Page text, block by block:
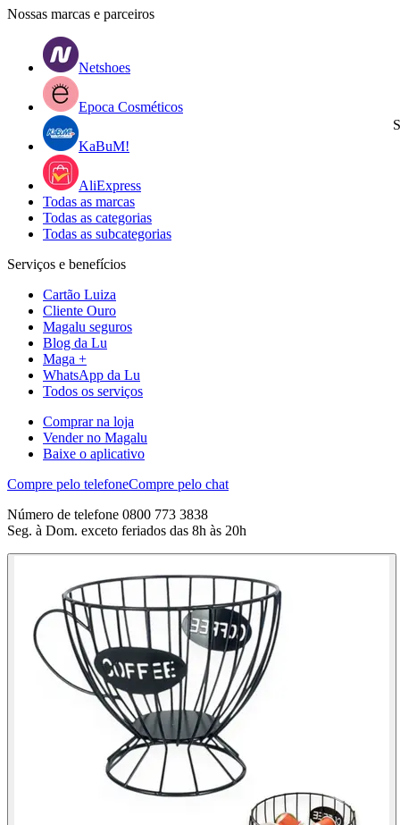
Nossas marcas e parceiros
Netshoes
Epoca Cosméticos
KaBuM!
AliExpress
Todas as marcas
Todas as categorias
Todas as subcategorias
Serviços e benefícios
Cartão Luiza
Cliente Ouro
Magalu seguros
Blog da Lu
Maga +
WhatsApp da Lu
Todos os serviços
Comprar na loja
Vender no Magalu
Baixe o aplicativo
Compre pelo telefoneCompre pelo chat
Número de telefone 0800 773 3838
Seg. à Dom. exceto feriados das 8h às 20h